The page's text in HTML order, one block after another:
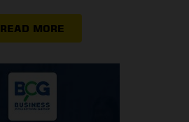
READ MORE